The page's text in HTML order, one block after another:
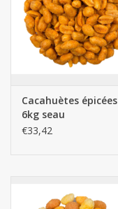
Cacahuètes épicées
6kg seau
€33,42